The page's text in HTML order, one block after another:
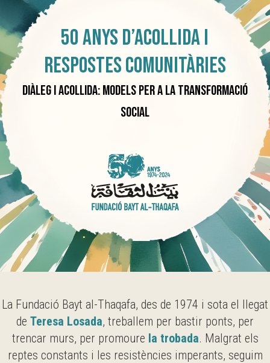
contingut
50 anys d’acollida i
respostES comunitàriES
Diàleg i acollida: models per a la transformació
social
La Fundació Bayt al-Thaqafa, des de 1974 i sota el llegat
de Teresa Losada, treballem per bastir ponts, per
trencar murs, per promoure la trobada. Malgrat els
reptes constants i les resistències imperants, seguim